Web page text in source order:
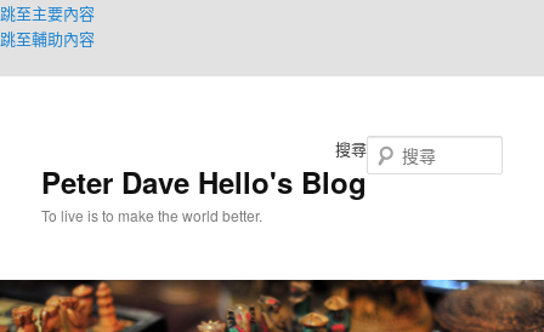
跳至主要內容
跳至輔助內容
Peter Dave Hello's Blog
To live is to make the world better.
搜尋